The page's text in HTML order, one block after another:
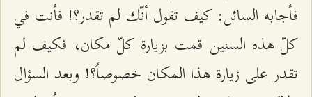
فأجابه السائل: كيف تقول أنّك لم تقدر؟! فأنت في
كلّ هذه السنين قمت بزيارة كلّ مكان، فكيف لم
تقدر على زيارة هذا المكان خصوصاً؟! وبعد السؤال